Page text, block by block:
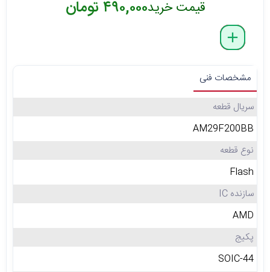
قیمت خرید۴۹۰,۰۰۰ تومان
delete
remove
add
مشخصات فنی
سریال قطعه
AM29F200BB
نوع قطعه
Flash
سازنده IC
AMD
پکیج
SOIC-44